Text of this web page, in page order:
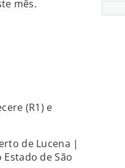
mês.
(R1) e
de Lucena |
de São